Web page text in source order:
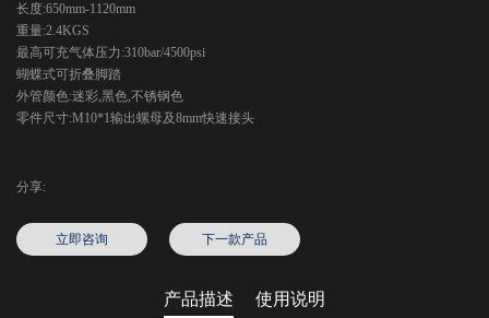
长度:650mm-1120mm
重量:2.4KGS
最高可充气体压力:310bar/4500psi
蝴蝶式可折叠脚踏
外管颜色:迷彩,黑色,不锈钢色
零件尺寸:M10*1输出螺母及8mm快速接头
分享:
立即咨询 下一款产品
产品描述 使用说明